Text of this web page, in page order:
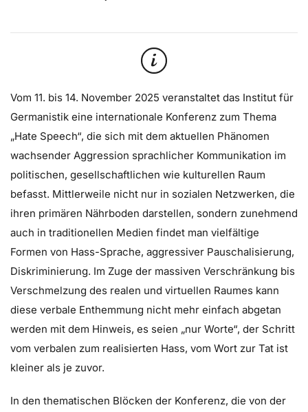
Vom 11. bis 14. November 2025 veranstaltet das Institut für
Germanistik eine internationale Konferenz zum Thema
„Hate Speech“, die sich mit dem aktuellen Phänomen
wachsender Aggression sprachlicher Kommunikation im
politischen, gesellschaftlichen wie kulturellen Raum
befasst. Mittlerweile nicht nur in sozialen Netzwerken, die
ihren primären Nährboden darstellen, sondern zunehmend
auch in traditionellen Medien findet man vielfältige
Formen von Hass-Sprache, aggressiver Pauschalisierung,
Diskriminierung. Im Zuge der massiven Verschränkung bis
Verschmelzung des realen und virtuellen Raumes kann
diese verbale Enthemmung nicht mehr einfach abgetan
werden mit dem Hinweis, es seien „nur Worte“, der Schritt
vom verbalen zum realisierten Hass, vom Wort zur Tat ist
kleiner als je zuvor.
In den thematischen Blöcken der Konferenz, die von der